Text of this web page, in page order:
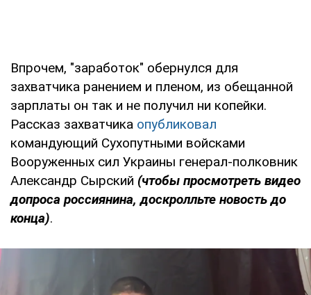
Впрочем, "заработок" обернулся для
захватчика ранением и пленом, из обещанной
зарплаты он так и не получил ни копейки.
Рассказ захватчика опубликовал
командующий Сухопутными войсками
Вооруженных сил Украины генерал-полковник
Александр Сырский (чтобы просмотреть видео
допроса россиянина, доскролльте новость до
конца).